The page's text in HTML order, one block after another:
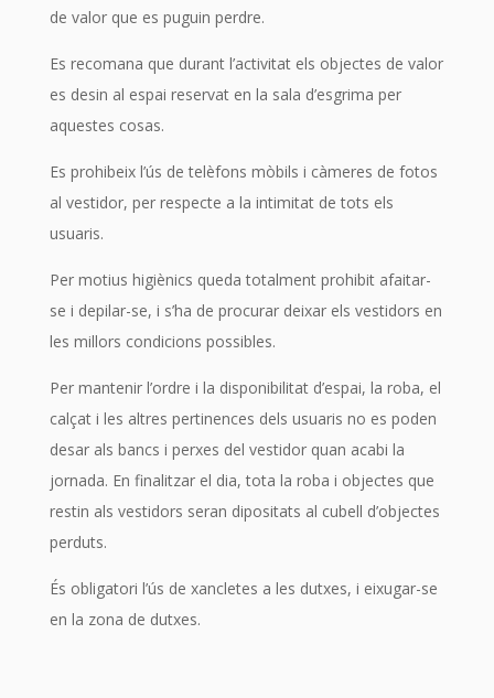
de valor que es puguin perdre.
Es recomana que durant l’activitat els objectes de valor
es desin al espai reservat en la sala d’esgrima per
aquestes cosas.
Es prohibeix l’ús de telèfons mòbils i càmeres de fotos
al vestidor, per respecte a la intimitat de tots els
usuaris.
Per motius higiènics queda totalment prohibit afaitar-
se i depilar-se, i s’ha de procurar deixar els vestidors en
les millors condicions possibles.
Per mantenir l’ordre i la disponibilitat d’espai, la roba, el
calçat i les altres pertinences dels usuaris no es poden
desar als bancs i perxes del vestidor quan acabi la
jornada. En finalitzar el dia, tota la roba i objectes que
restin als vestidors seran dipositats al cubell d’objectes
perduts.
És obligatori l’ús de xancletes a les dutxes, i eixugar-se
en la zona de dutxes.